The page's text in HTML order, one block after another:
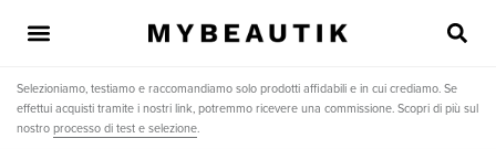
Selezioniamo, testiamo e raccomandiamo solo prodotti affidabili e in cui crediamo. Se
effettui acquisti tramite i nostri link, potremmo ricevere una commissione. Scopri di più sul
nostroprocesso di test e selezione.